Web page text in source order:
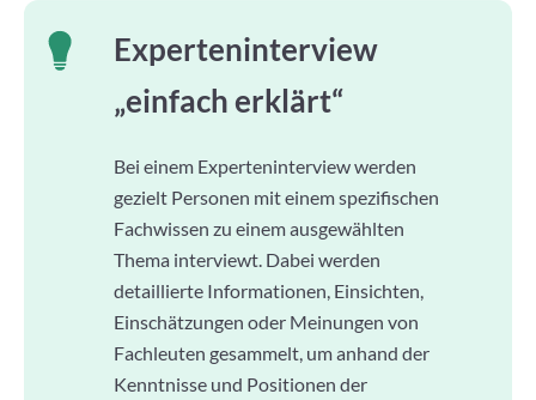
Experteninterview
„einfach erklärt“
Bei einem Experteninterview werden
gezielt Personen mit einem spezifischen
Fachwissen zu einem ausgewählten
Thema interviewt. Dabei werden
detaillierte Informationen, Einsichten,
Einschätzungen oder Meinungen von
Fachleuten gesammelt, um anhand der
Kenntnisse und Positionen der